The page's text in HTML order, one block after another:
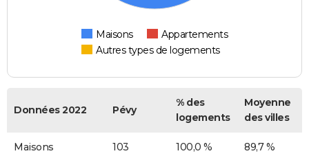
Maisons
Appartements
Autres types de logements
Données 2022 Pévy
% des
logements
Moyenne
des villes
Maisons 103 100,0 % 89,7 %